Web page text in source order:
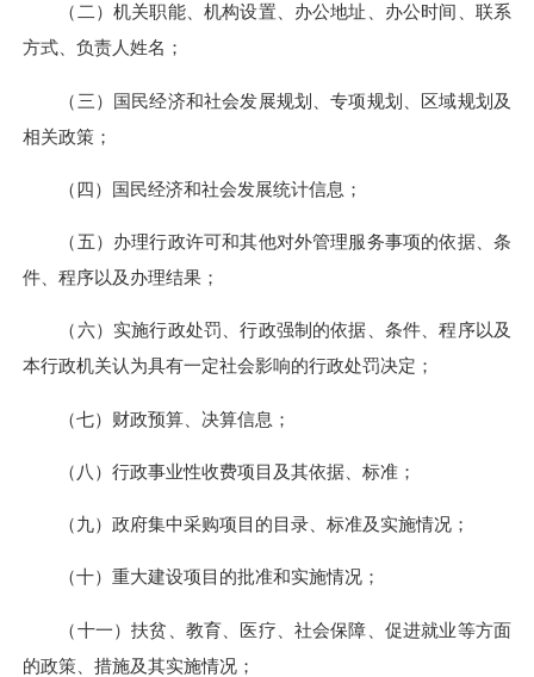
（二）机关职能、机构设置、办公地址、办公时间、联系
方式、负责人姓名；
（三）国民经济和社会发展规划、专项规划、区域规划及
相关政策；
（四）国民经济和社会发展统计信息；
（五）办理行政许可和其他对外管理服务事项的依据、条
件、程序以及办理结果；
（六）实施行政处罚、行政强制的依据、条件、程序以及
本行政机关认为具有一定社会影响的行政处罚决定；
（七）财政预算、决算信息；
（八）行政事业性收费项目及其依据、标准；
（九）政府集中采购项目的目录、标准及实施情况；
（十）重大建设项目的批准和实施情况；
（十一）扶贫、教育、医疗、社会保障、促进就业等方面
的政策、措施及其实施情况；